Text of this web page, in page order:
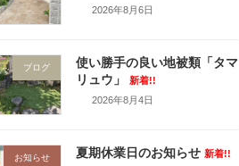
2026年8月6日
ブログ
使い勝手の良い地被類「タマ
リュウ」
新着!!
2026年8月4日
お知らせ 夏期休業日のお知らせ 新着!!